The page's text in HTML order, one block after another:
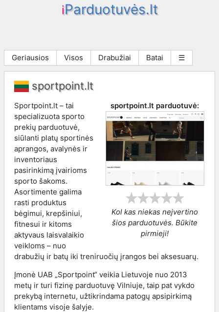
iParduotuvės.lt
Geriausios Visos Drabužiai Batai ☰
sportpoint.lt
sportpoint.lt parduotuvė:
Kol kas niekas neįvertino
šios parduotuvės. Būkite
pirmieji!
Sportpoint.lt – tai
specializuota sporto
prekių parduotuvė,
siūlanti platų sportinės
aprangos, avalynės ir
inventoriaus
pasirinkimą įvairioms
sporto šakoms.
Asortimente galima
rasti produktus
bėgimui, krepšiniui,
fitnesui ir kitoms
aktyvaus laisvalaikio
veikloms – nuo
drabužių ir batų iki treniruočių įrangos bei aksesuarų.
Įmonė UAB „Sportpoint“ veikia Lietuvoje nuo 2013
metų ir turi fizinę parduotuvę Vilniuje, taip pat vykdo
prekybą internetu, užtikrindama patogų apsipirkimą
klientams visoje šalyje.